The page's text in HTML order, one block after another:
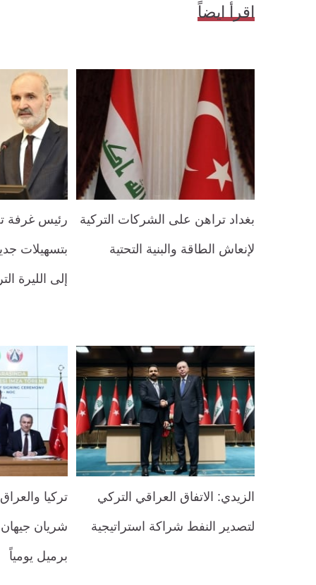
اقرأ ايضاً
بغداد تراهن على الشركات التركية
لإنعاش الطاقة والبنية التحتية
رئيس غرفة
بتسهيلات
إلى الليرة
الزيدي: الاتفاق العراقي التركي
لتصدير النفط شراكة استراتيجية
تركيا
برميل يومياً